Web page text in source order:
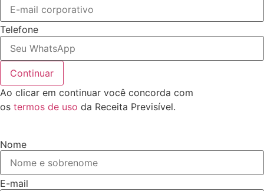
Telefone
Continuar
Ao clicar em continuar você concorda com
os termos de uso da Receita Previsível.
Nome
E-mail